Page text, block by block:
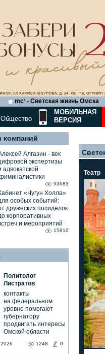
mc2 - Светская жизнь Омска
Общество
МОБИЛЬНАЯ
ВЕРСИЯ
компаний
Алгазин ⁃ век
экспертизы
адвокатской
93683
«Чугун Холла»
особых событий:
дружеских посиделок
корпоративных
и мероприятий
15810
Политолог
Листратов
контакты
на федеральном
уровне помогают
губернатору
продвигать интересы
Омской области
1248 0
2026
Театр